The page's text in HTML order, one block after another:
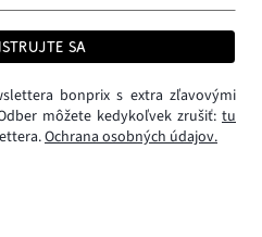
SA
bonprix s extra zľavovými
môžete kedykoľvek zrušiť: tu
Ochrana osobných údajov.